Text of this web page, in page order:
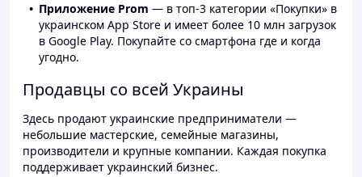
Приложение Prom — в топ-3 категории «Покупки» в
украинском App Store и имеет более 10 млн загрузок
в Google Play. Покупайте со смартфона где и когда
угодно.
Продавцы со всей Украины
Здесь продают украинские предприниматели —
небольшие мастерские, семейные магазины,
производители и крупные компании. Каждая покупка
поддерживает украинский бизнес.